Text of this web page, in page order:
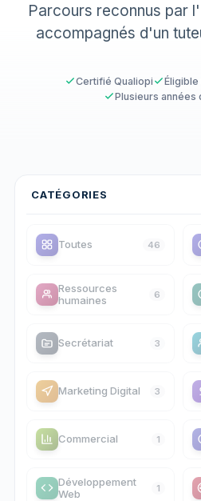
Parcours reconnus par
accompagnés d'un
Certifié Qualiopi Éligible
Plusieurs
CATÉGORIES
Toutes 46
Ressources
humaines
6
Secrétariat 3
Marketing Digital 3
Commercial 1
Développement
Web
1